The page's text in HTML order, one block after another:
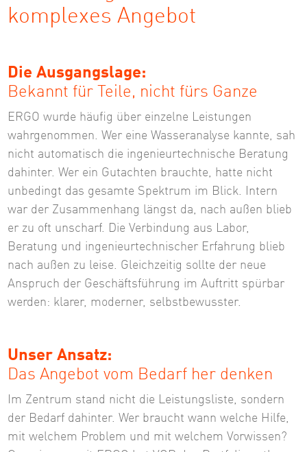
komplexes Angebot
Die Ausgangslage:
Bekannt für Teile, nicht fürs Ganze
ERGO wurde häufig über einzelne Leistungen
wahrgenommen. Wer eine Wasseranalyse kannte, sah
nicht automatisch die ingenieurtechnische Beratung
dahinter. Wer ein Gutachten brauchte, hatte nicht
unbedingt das gesamte Spektrum im Blick. Intern
war der Zusammenhang längst da, nach außen blieb
er zu oft unscharf. Die Verbindung aus Labor,
Beratung und ingenieurtechnischer Erfahrung blieb
nach außen zu leise. Gleichzeitig sollte der neue
Anspruch der Geschäftsführung im Auftritt spürbar
werden: klarer, moderner, selbstbewusster.
Unser Ansatz:
Das Angebot vom Bedarf her denken
Im Zentrum stand nicht die Leistungsliste, sondern
der Bedarf dahinter. Wer braucht wann welche Hilfe,
mit welchem Problem und mit welchem Vorwissen?